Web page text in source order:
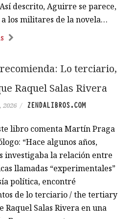
descrito, Aguirre se parece,
a los militares de la novela…
Lo terciario,
Raquel Salas Rivera
2026 / ZENDALIBROS.COM
libro comenta Martín Praga
“Hace algunos años,
investigaba la relación entre
llamadas “experimentales”
política, encontré
de lo terciario / the tertiary
Raquel Salas Rivera en una